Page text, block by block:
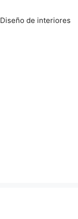
Diseño de interiores